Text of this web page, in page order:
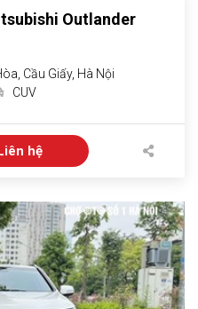
Outlander
Cầu Giấy, Hà Nội
CUV
hệ